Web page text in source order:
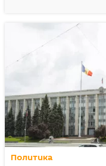
Политика